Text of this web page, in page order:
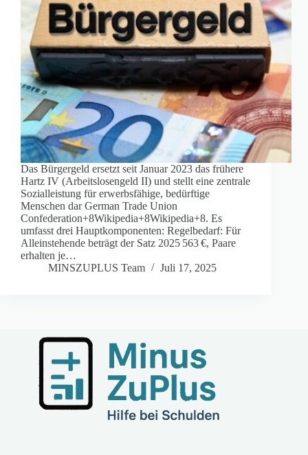
Das Bürgergeld ersetzt seit Januar 2023 das frühere
Hartz IV (Arbeitslosengeld II) und stellt eine zentrale
Sozialleistung für erwerbsfähige, bedürftige
Menschen dar German Trade Union
Confederation+8Wikipedia+8Wikipedia+8. Es
umfasst drei Hauptkomponenten: Regelbedarf: Für
Alleinstehende beträgt der Satz 2025 563 €, Paare
erhalten je…
MINSZUPLUS Team
Juli 17, 2025